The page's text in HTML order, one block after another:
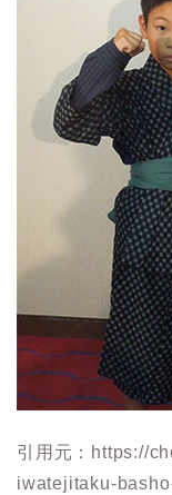
引用元：https://
iwatejitaku-